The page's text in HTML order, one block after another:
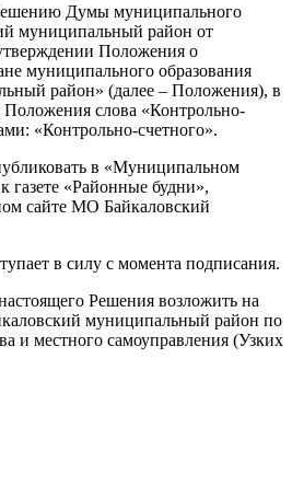
Думы муниципального
муниципальный район от
Положения о
муниципального образования
район» (далее – Положения), в
слова «Контрольно-
«Контрольно-счетного».
в «Муниципальном
газете «Районные будни»,
сайте МО Байкаловский
в силу с момента подписания.
Решения возложить на
муниципальный район по
и местного самоуправления (Узких